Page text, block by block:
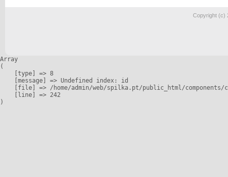
Copyright (c)
Array
(
    [type] => 8
    [message] => Undefined index: id
[file] => /home/admin/web/spilka.pt/public_html/
    [line] => 242